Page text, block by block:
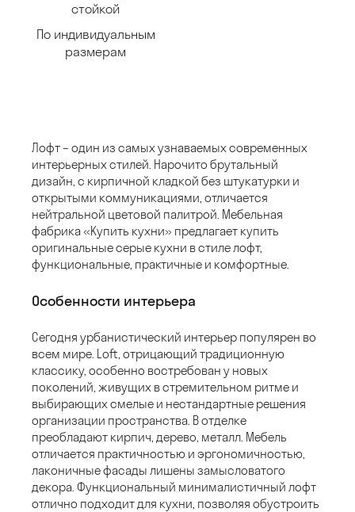
стойкой
По индивидуальным
размерам
Лофт – один из самых узнаваемых современных
интерьерных стилей. Нарочито брутальный
дизайн, с кирпичной кладкой без штукатурки и
открытыми коммуникациями, отличается
нейтральной цветовой палитрой. Мебельная
фабрика «Купить кухни» предлагает купить
оригинальные серые кухни в стиле лофт,
функциональные, практичные и комфортные.
Особенности интерьера
Сегодня урбанистический интерьер популярен во
всем мире. Loft, отрицающий традиционную
классику, особенно востребован у новых
поколений, живущих в стремительном ритме и
выбирающих смелые и нестандартные решения
организации пространства. В отделке
преобладают кирпич, дерево, металл. Мебель
отличается практичностью и эргономичностью,
лаконичные фасады лишены замысловатого
декора. Функциональный минималистичный лофт
отлично подходит для кухни, позволяя обустроить